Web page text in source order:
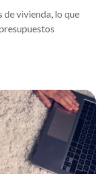
vivienda, lo que